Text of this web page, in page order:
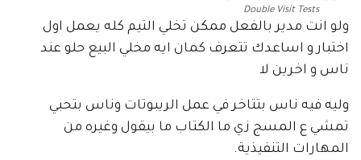
Double Visit Tests
ولو انت مدير بالفعل ممكن تخلي التيم كله يعمل اول
اختبار و اساعدك تتعرف كمان ايه مخلي البيع حلو عند
ناس و اخرين لا
وليه فيه ناس بتتاخر في عمل الريبوتات وناس بتحبي
تمشي ع المسج زي ما الكتاب ما بيقول وغيره من
المهارات التنفيذية.